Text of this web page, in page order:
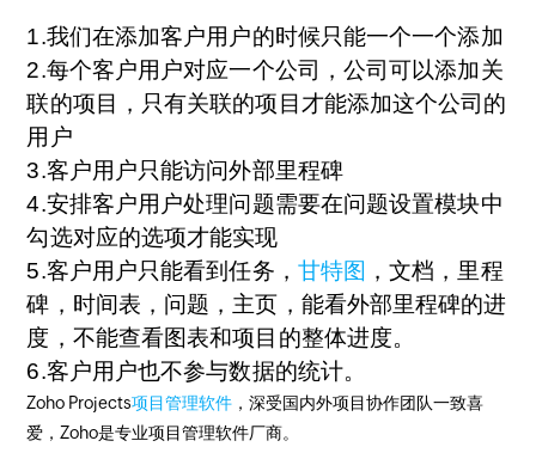
1.我们在添加客户用户的时候只能一个一个添加
2.每个客户用户对应一个公司，公司可以添加关
联的项目，只有关联的项目才能添加这个公司的
用户
3.客户用户只能访问外部里程碑
4.安排客户用户处理问题需要在问题设置模块中
勾选对应的选项才能实现
5.客户用户只能看到任务， 甘特图 ，文档，里程
碑，时间表，问题，主页，能看外部里程碑的进
度，不能查看图表和项目的整体进度。
6.客户用户也不参与数据的统计。
Zoho Projects项目管理软件 ，深受国内外项目协作团队一致喜
爱，Zoho是专业项目管理软件厂商。